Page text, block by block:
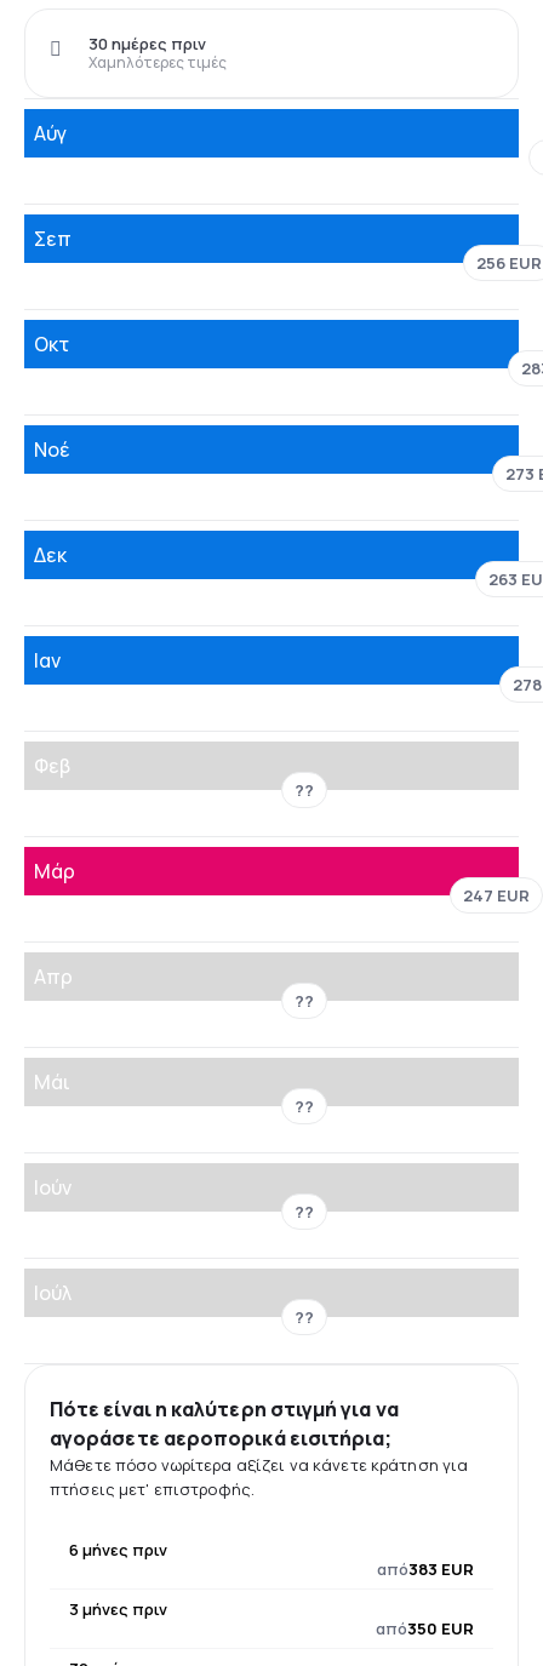
Χαμηλότερες τιμές
30 ημέρες πριν
Αύγ
Σεπ
256 EUR
Οκτ
Νοέ
273
Δεκ
263
Ιαν
Φεβ
??
Μάρ
247 EUR
Απρ
??
Μάι
??
Ιούν
??
Ιούλ
??
Πότε είναι η καλύτερη στιγμή για να
αγοράσετε αεροπορικά εισιτήρια;
Μάθετε πόσο νωρίτερα αξίζει να κάνετε κράτηση για
πτήσεις μετ' επιστροφής.
6 μήνες πριν
από383 EUR
3 μήνες πριν
από350 EUR